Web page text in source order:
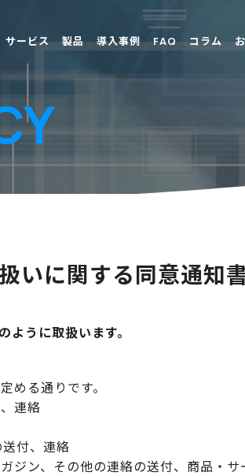
サービス 製品 導入事例 FAQ コラム
いに関する同意通知
うに取扱います。
める通りです。
連絡
付、連絡
ジン、その他の連絡の送付、商品・